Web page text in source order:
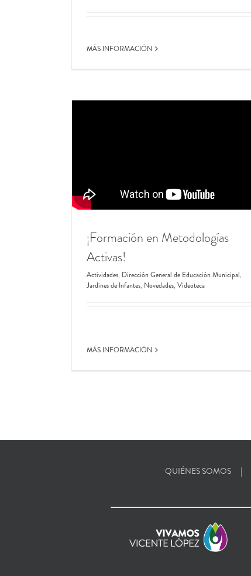
MÁS INFORMACIÓN
¡Formación en Metodologías
Activas!
Actividades, Dirección General de Educación Municipal,
Jardines de Infantes, Novedades, Videoteca
MÁS INFORMACIÓN
QUIÉNES SOMOS